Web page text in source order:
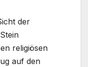
der
religiösen
auf den